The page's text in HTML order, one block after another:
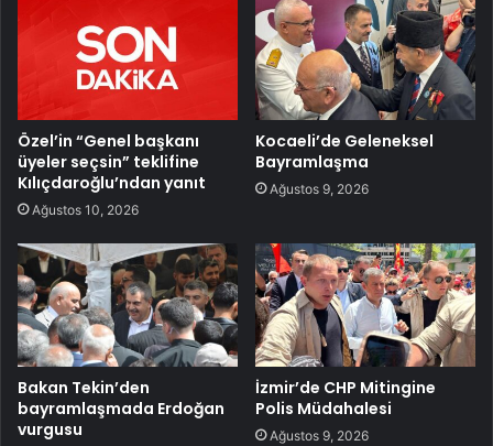
Özel’in “Genel başkanı
üyeler seçsin” teklifine
Kılıçdaroğlu’ndan yanıt
Ağustos 10, 2026
Kocaeli’de Geleneksel
Bayramlaşma
Ağustos 9, 2026
Bakan Tekin’den
bayramlaşmada Erdoğan
vurgusu
İzmir’de CHP Mitingine
Polis Müdahalesi
Ağustos 9, 2026